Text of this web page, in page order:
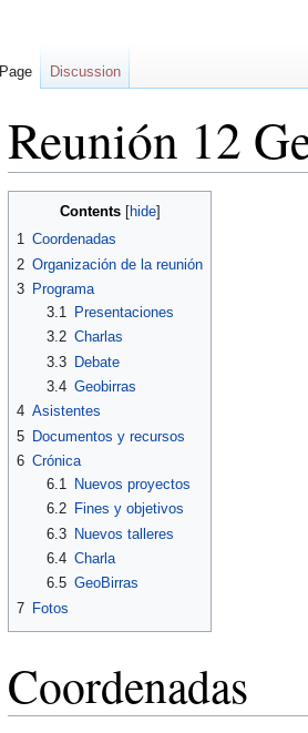
Reunión 12
Contents
1 Coordenadas
2 Organización de la reunión
3 Programa
3.1
Presentaciones
3.2 Charlas
3.3
Debate
3.4 Geobirras
4 Asistentes
5 Documentos y recursos
6 Crónica
6.1
Nuevos proyectos
6.2
Fines y objetivos
6.3 Nuevos talleres
6.4 Charla
6.5 GeoBirras
7 Fotos
Coordenadas
Page Discussion